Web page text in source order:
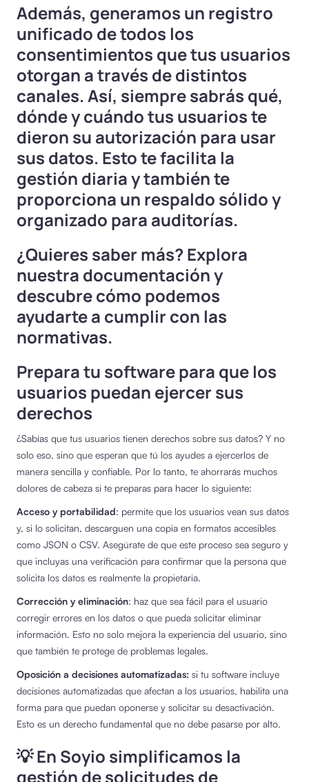
Además, generamos un registro
unificado de todos los
consentimientos que tus usuarios
otorgan a través de distintos
canales. Así, siempre sabrás qué,
dónde y cuándo tus usuarios te
dieron su autorización para usar
sus datos. Esto te facilita la
gestión diaria y también te
proporciona un respaldo sólido y
organizado para auditorías.
¿Quieres saber más? Explora
nuestra documentación y
descubre cómo podemos
ayudarte a cumplir con las
normativas.
Prepara tu software para que los
usuarios puedan ejercer sus
derechos
¿Sabías que tus usuarios tienen derechos sobre sus datos? Y no
solo eso, sino que esperan que tú los ayudes a ejercerlos de
manera sencilla y confiable. Por lo tanto, te ahorrarás muchos
dolores de cabeza si te preparas para hacer lo siguiente:
Acceso y portabilidad: permite que los usuarios vean sus datos
y, si lo solicitan, descarguen una copia en formatos accesibles
como JSON o CSV. Asegúrate de que este proceso sea seguro y
que incluyas una verificación para confirmar que la persona que
solicita los datos es realmente la propietaria.
Corrección y eliminación: haz que sea fácil para el usuario
corregir errores en los datos o que pueda solicitar eliminar
información. Esto no solo mejora la experiencia del usuario, sino
que también te protege de problemas legales.
Oposición a decisiones automatizadas: si tu software incluye
decisiones automatizadas que afectan a los usuarios, habilita una
forma para que puedan oponerse y solicitar su desactivación.
Esto es un derecho fundamental que no debe pasarse por alto.
💡 En Soyio simplificamos la
gestión de solicitudes de